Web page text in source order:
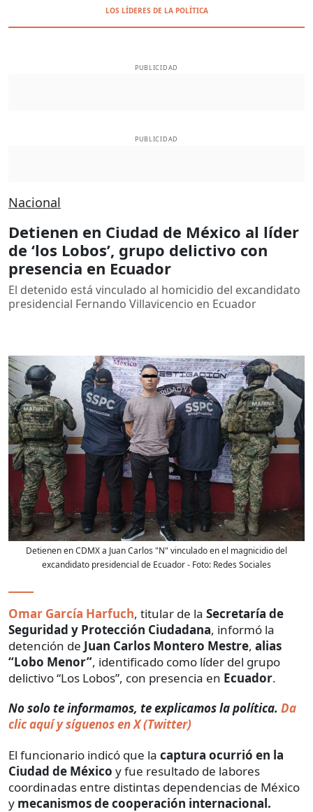
LOS LÍDERES DE LA POLÍTICA
PUBLICIDAD
PUBLICIDAD
Nacional
Detienen en Ciudad de México al líder
de ‘los Lobos’, grupo delictivo con
presencia en Ecuador
El detenido está vinculado al homicidio del excandidato
presidencial Fernando Villavicencio en Ecuador
Detienen en CDMX a Juan Carlos "N" vinculado en el magnicidio del
excandidato presidencial de Ecuador- Foto: Redes Sociales
Omar García Harfuch, titular de la Secretaría de
Seguridad y Protección Ciudadana, informó la
detención de Juan Carlos Montero Mestre, alias
“Lobo Menor”, identificado como líder del grupo
delictivo “Los Lobos”, con presencia en Ecuador.
No solo te informamos, te explicamos la política. Da
clic aquí y síguenos en X (Twitter)
El funcionario indicó que la captura ocurrió en la
Ciudad de México y fue resultado de labores
coordinadas entre distintas dependencias de México
y mecanismos de cooperación internacional.